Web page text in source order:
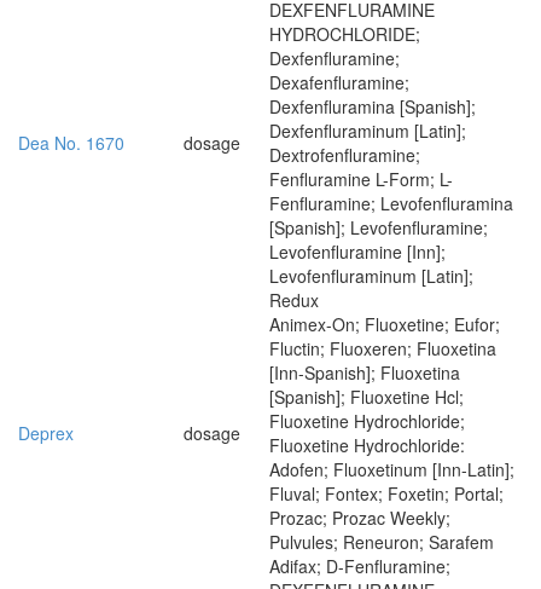
Dea No. 1670 dosage
DEXFENFLURAMINE
HYDROCHLORIDE;
Dexfenfluramine;
Dexafenfluramine;
Dexfenfluramina [Spanish];
Dexfenfluraminum [Latin];
Dextrofenfluramine;
Fenfluramine L-Form; L-
Fenfluramine; Levofenfluramina
[Spanish]; Levofenfluramine;
Levofenfluramine [Inn];
Levofenfluraminum [Latin];
Redux
Deprex dosage
Animex-On; Fluoxetine; Eufor;
Fluctin; Fluoxeren; Fluoxetina
[Inn-Spanish]; Fluoxetina
[Spanish]; Fluoxetine Hcl;
Fluoxetine Hydrochloride;
Fluoxetine Hydrochloride:
Adofen; Fluoxetinum [Inn-Latin];
Fluval; Fontex; Foxetin; Portal;
Prozac; Prozac Weekly;
Pulvules; Reneuron; Sarafem
Adifax; D-Fenfluramine;